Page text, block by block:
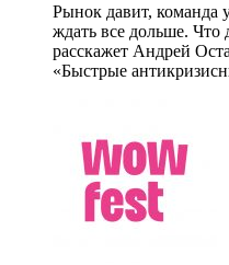
Рынок давит, команда
ждать все дольше. Что
расскажет Андрей
«Быстрые